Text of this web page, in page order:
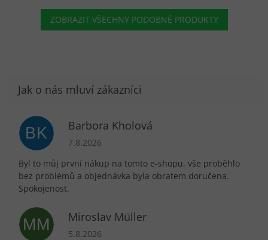
ZOBRAZIT VŠECHNY PODOBNÉ PRODUKTY
BK Barbora Kholová
Hodnocení obchodu je 5 z 5 hvězdiček.
7.8.2026
Byl to můj první nákup na tomto e-shopu, vše proběhlo
bez problémů a objednávka byla obratem doručena.
Spokojenost.
MM Miroslav Müller
Hodnocení obchodu je 5 z 5 hvězdiček.
5.8.2026